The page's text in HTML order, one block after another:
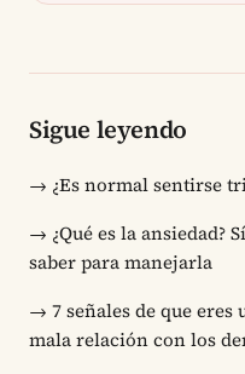
Sigue leyendo
→ ¿Es normal sentirse
→ ¿Qué es la ansiedad?
saber para manejarla
→ 7 señales de que
mala relación con los